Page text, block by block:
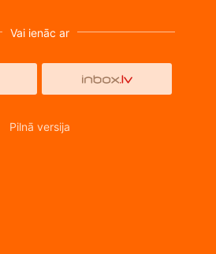
Vai ienāc ar
Pilnā versija